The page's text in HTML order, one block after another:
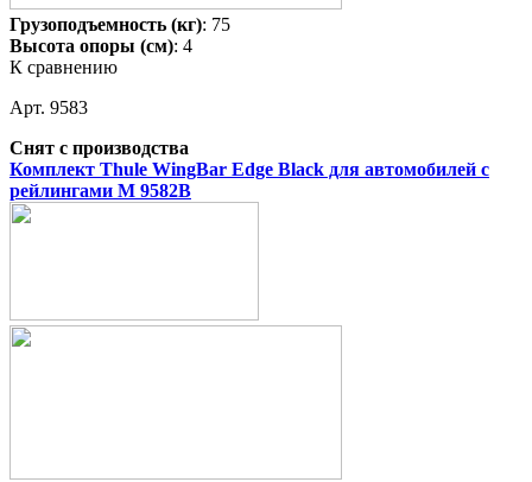
Грузоподъемность (кг): 75
Высота опоры (см): 4
К сравнению
Арт. 9583
Снят с производства
Комплект Thule WingBar Edge Black для автомобилей с
рейлингами M 9582B